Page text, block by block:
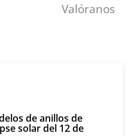
Valóranos
de anillos de
solar del 12 de